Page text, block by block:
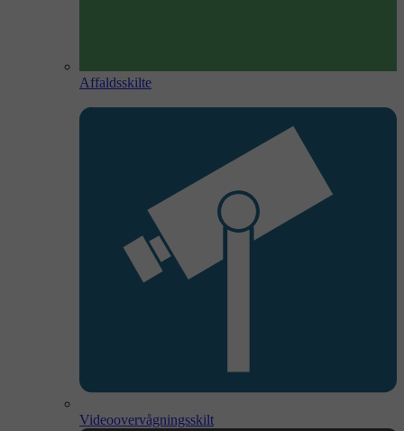
Affaldsskilte
Videoovervågningsskilt